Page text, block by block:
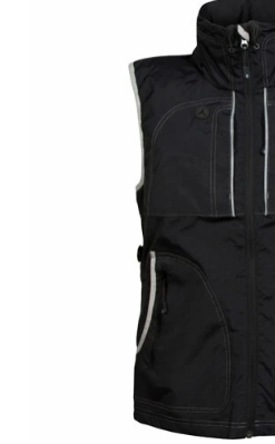
TIL
TIL
TIL
FODER &